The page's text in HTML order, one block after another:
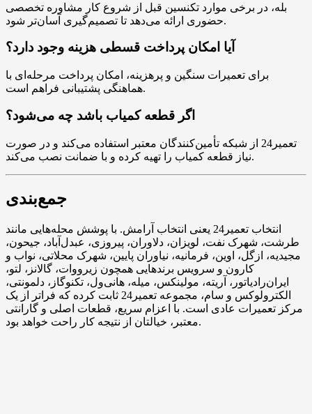
بله، در برخی موارد تکنسین قبل از شروع کار مشاوره تخصصی
حضوری ارائه می‌دهد تا تصمیم‌گیری آسان‌تر شود.
آیا امکان پرداخت قسطی هزینه وجود دارد؟
برای تعمیرات سنگین و پرهزینه، امکان پرداخت مرحله‌ای با
هماهنگی پشتیبانی فراهم است.
اگر قطعه کمیاب باشد چه می‌شود؟
تعمیر24 از شبکه تأمین‌کنندگان معتبر استفاده می‌کند و در صورت
نیاز قطعه کمیاب را تهیه کرده و با ضمانت نصب می‌کند.
جمع‌بندی
انتخاب تعمیر24 یعنی انتخاب آرامش. با پوشش محله‌هایی مانند
طرشت، شهرک نفت، لویزان، دلاوران، پیروزی، عبدل‌آباد، جیحون،
مجیدیه، ازگل، اوین، فرمانیه، نیاوران پایین، شهرک محلاتی، نواب و
کارون و سرویس برندهایی همچون زیرووات، گالانز، لتو،
ایران‌رادیاتور، آریته، مولینکس، میله، هانی‌ول، تکنوگاز، دلمونتی،
الکترولوکس و سام، مجموعه تعمیر24 ثابت کرده که فراتر از یک
مرکز تعمیرات عادی است. با اعزام سریع، قطعات اصلی و گارانتی
معتبر، خیالتان از نتیجه کار راحت خواهد بود.